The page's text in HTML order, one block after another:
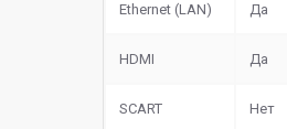
Ethernet (LAN) Да
HDMI Да
SCART Нет